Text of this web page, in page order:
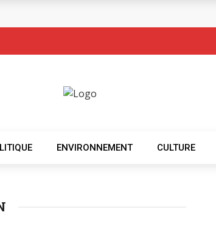
ENVIRONNEMENT CULTURE